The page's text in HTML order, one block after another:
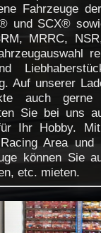
Fahrzeuge
und SCX®
MRRC,
Auf unserer
auch
Sie bei uns
Ihr Hobby.
Area
können Sie
etc. mieten.